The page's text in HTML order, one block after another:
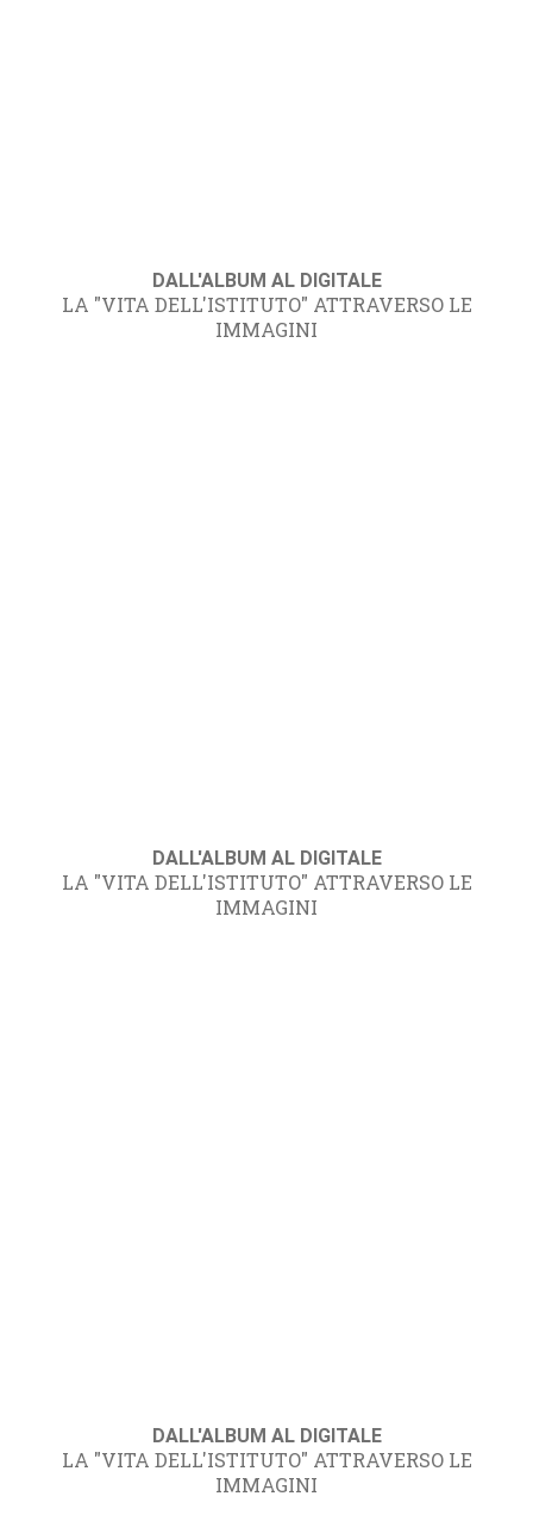
DALL'ALBUM AL DIGITALE
LA "VITA DELL'ISTITUTO" ATTRAVERSO LE
IMMAGINI
DALL'ALBUM AL DIGITALE
LA "VITA DELL'ISTITUTO" ATTRAVERSO LE
IMMAGINI
DALL'ALBUM AL DIGITALE
LA "VITA DELL'ISTITUTO" ATTRAVERSO LE
IMMAGINI